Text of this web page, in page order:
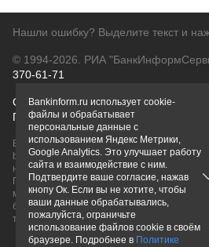
Нашли ошибку? Выделите текст и
© 1994-2026. РИА
370-61-71
О проектеПолитика
Правовая информацияДля
Вся информация о продуктах банков,
bankinform.ru, носит исключительно
не является публичной офертой,
ГК РФ. Информация не содержит точного и
может быть изменена. Конечные условия
банков или при личном обращении.
товарные знаки принадлежит их
Bankinform.ru использует cookie-
файлы и обрабатывает
персональные данные с
использованием Яндекс Метрики,
Google Analytics. Это улучшает работу
сайта и взаимодействие с ним.
Подтвердите ваше согласие, нажав
кнопу Ок. Если вы не хотите, чтобы
ваши данные обрабатывались,
пожалуйста, ограничьте
использование файлов cookie в своём
браузере. Подробнее в Политике